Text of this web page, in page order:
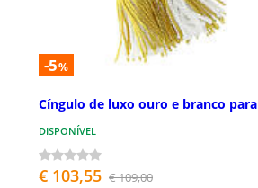
-5%
Cíngulo de luxo ouro e branco
DISPONÍVEL
€ 103,55 € 109,00